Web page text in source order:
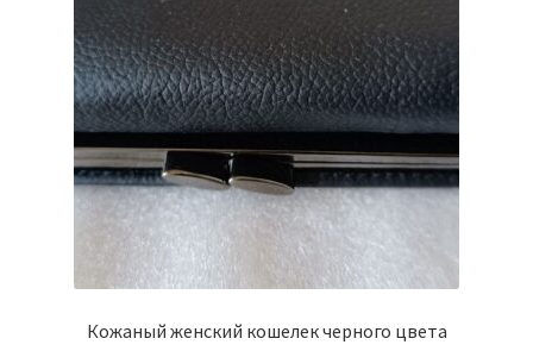
Кожаный женский кошелек черного цвета